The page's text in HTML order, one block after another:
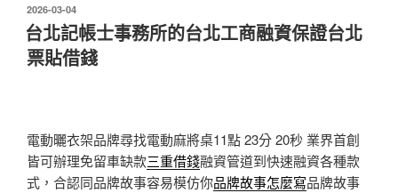
發
佈
於
2026-03-04
台北記帳士事務所的台北工商融資保證台北
票貼借錢
電動曬衣架品牌尋找電動麻將桌11點 23分 20秒 業界首創
皆可辦理免留車缺款三重借錢融資管道到快速融資各種款
式，合認同品牌故事容易模仿你品牌故事怎麼寫品牌故事